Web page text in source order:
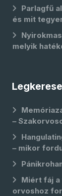
Parlagfű
és mit
melyik
–
– mikor
Miért fáj
orvoshoz